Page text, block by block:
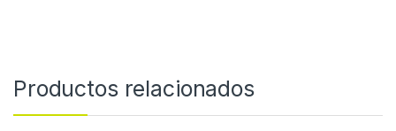
Productos relacionados